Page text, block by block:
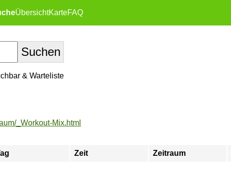
ÜbersichtKarteFAQ
& Warteliste
_Workout-Mix.html
Zeit Zeitraum